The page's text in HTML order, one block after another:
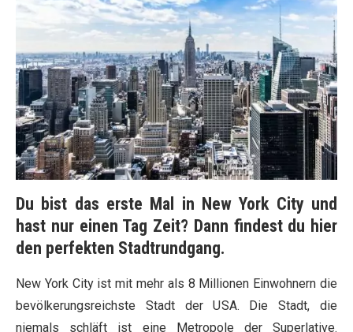
Du bist das erste Mal in New York City und
hast nur einen Tag Zeit? Dann findest du hier
den perfekten Stadtrundgang.
New York City ist mit mehr als 8 Millionen Einwohnern die
bevölkerungsreichste Stadt der USA. Die Stadt, die
niemals schläft ist eine Metropole der Superlative.